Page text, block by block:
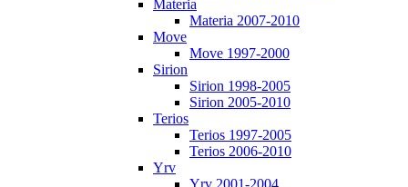
Materia
Materia 2007-2010
Move
Move 1997-2000
Sirion
Sirion 1998-2005
Sirion 2005-2010
Terios
Terios 1997-2005
Terios 2006-2010
Yrv
Yrv 2001-2004